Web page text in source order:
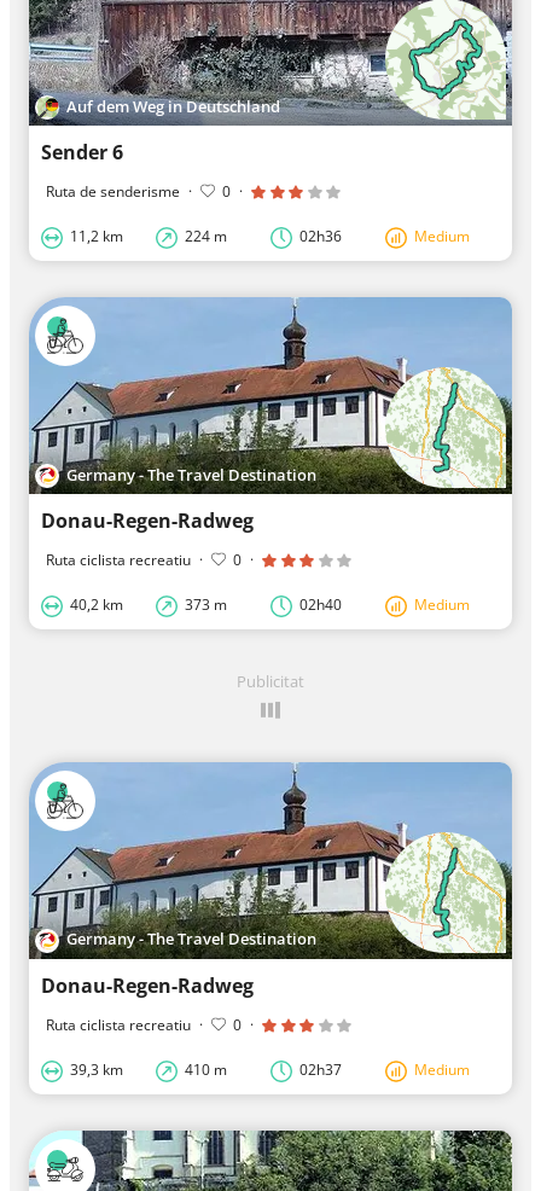
Auf dem Weg in Deutschland
Sender 6
Ruta de senderisme · 0 ·
11,2 km 224 m 02h36 Medium
Germany - The Travel Destination
Donau-Regen-Radweg
Ruta ciclista recreatiu · 0 ·
40,2 km 373 m 02h40 Medium
Publicitat
Germany - The Travel Destination
Donau-Regen-Radweg
Ruta ciclista recreatiu · 0 ·
39,3 km 410 m 02h37 Medium